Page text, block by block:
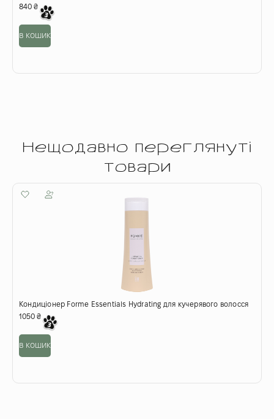
840 ₴
в кошик
Нещодавно переглянуті
товари
Кондиціонер Forme Essentials Hydrating для кучерявого волосся
1050 ₴
в кошик